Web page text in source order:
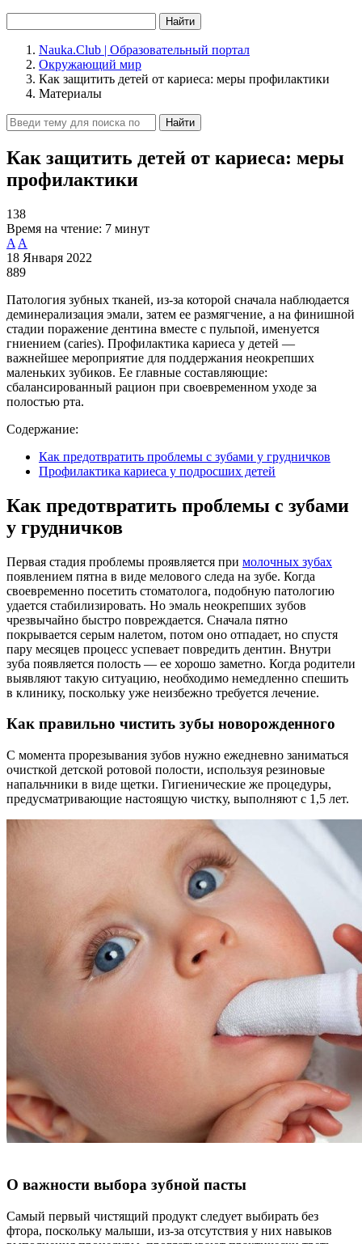
Найти
Nauka.Club | Образовательный портал
Окружающий мир
Как защитить детей от кариеса: меры профилактики
Материалы
Найти
Как защитить детей от кариеса: меры
профилактики
138
Время на чтение: 7 минут
A A
18 Января 2022
889
Патология зубных тканей, из-за которой сначала наблюдается
деминерализация эмали, затем ее размягчение, а на финишной
стадии поражение дентина вместе с пульпой, именуется
гниением (caries). Профилактика кариеса у детей —
важнейшее мероприятие для поддержания неокрепших
маленьких зубиков. Ее главные составляющие:
сбалансированный рацион при своевременном уходе за
полостью рта.
Содержание:
Как предотвратить проблемы с зубами у грудничков
Профилактика кариеса у подросших детей
Как предотвратить проблемы с зубами
у грудничков
Первая стадия проблемы проявляется при молочных зубах
появлением пятна в виде мелового следа на зубе. Когда
своевременно посетить стоматолога, подобную патологию
удается стабилизировать. Но эмаль неокрепших зубов
чрезвычайно быстро повреждается. Сначала пятно
покрывается серым налетом, потом оно отпадает, но спустя
пару месяцев процесс успевает повредить дентин. Внутри
зуба появляется полость — ее хорошо заметно. Когда родители
выявляют такую ситуацию, необходимо немедленно спешить
в клинику, поскольку уже неизбежно требуется лечение.
Как правильно чистить зубы новорожденного
С момента прорезывания зубов нужно ежедневно заниматься
очисткой детской ротовой полости, используя резиновые
напальчники в виде щетки. Гигиенические же процедуры,
предусматривающие настоящую чистку, выполняют с 1,5 лет.
О важности выбора зубной пасты
Самый первый чистящий продукт следует выбирать без
фтора, поскольку малыши, из-за отсутствия у них навыков